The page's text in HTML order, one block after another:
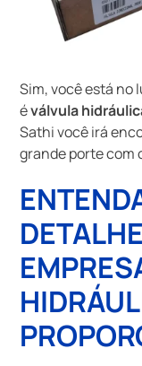
Sim, você está no
éválvula
Sathi você irá
grande porte com